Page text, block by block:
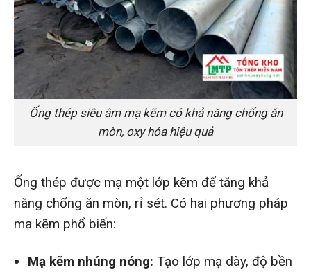
Ống thép siêu âm mạ kẽm có khả năng chống ăn
mòn, oxy hóa hiệu quả
Ống thép được mạ một lớp kẽm để tăng khả
năng chống ăn mòn, rỉ sét. Có hai phương pháp
mạ kẽm phổ biến:
Mạ kẽm nhúng nóng: Tạo lớp mạ dày, độ bền